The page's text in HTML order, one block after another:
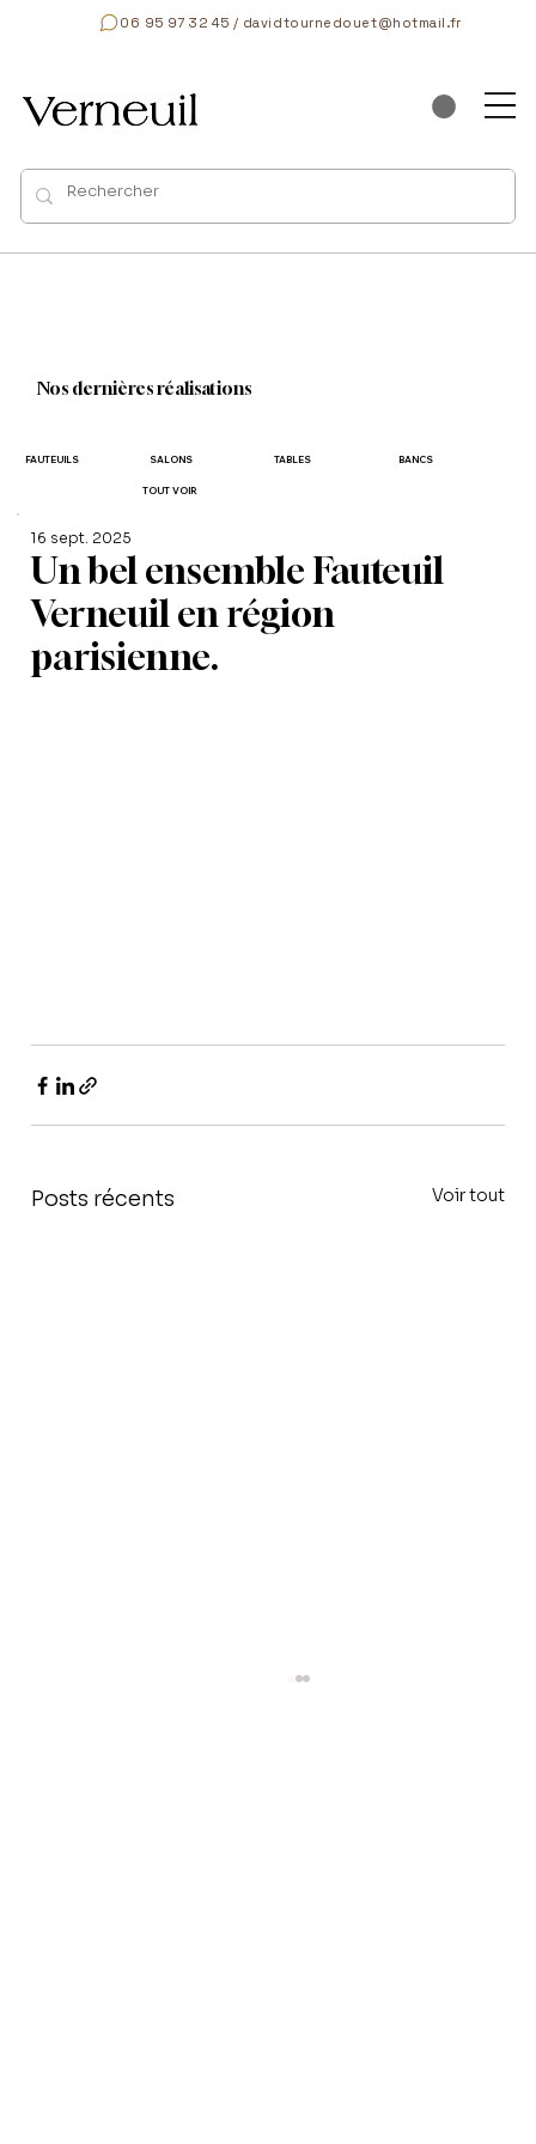
06 95 97 32 45 / davidtournedouet@hotmail.fr
Nos dernières réalisations
FAUTEUILS SALONS TABLES BANCS
TOUT VOIR
Un bel ensemble Fauteuil
Verneuil en région
parisienne.
16 sept. 2025
Posts récents Voir tout